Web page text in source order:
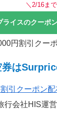
＼2/16ま
ライスのクーポ
円割引クー
券は
引クーポン配
行会社HIS運